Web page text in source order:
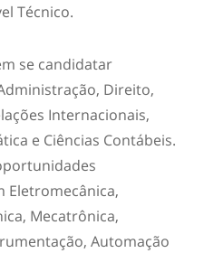
Técnico.
se candidatar
Direito,
Internacionais,
e Ciências Contábeis.
Eletromecânica,
Mecatrônica,
Automação